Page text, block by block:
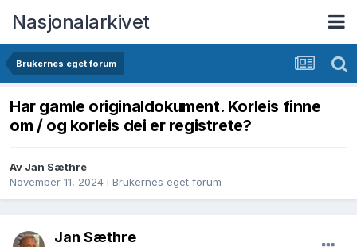
Nasjonalarkivet
Brukernes eget forum
Har gamle originaldokument. Korleis finne
om / og korleis dei er registrete?
Av Jan Sæthre
November 11, 2024 i Brukernes eget forum
Jan Sæthre